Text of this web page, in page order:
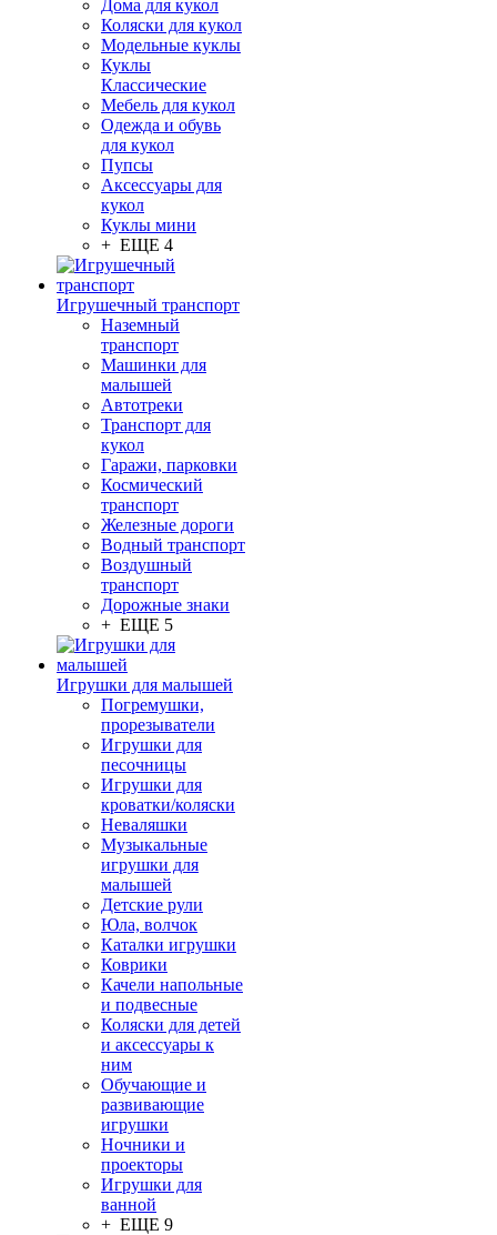
Дома для кукол
Коляски для кукол
Модельные куклы
Куклы
Классические
Мебель для кукол
Одежда и обувь
для кукол
Пупсы
Аксессуары для
кукол
Куклы мини
+ ЕЩЕ 4
Игрушечный транспорт
Наземный
транспорт
Машинки для
малышей
Автотреки
Транспорт для
кукол
Гаражи, парковки
Космический
транспорт
Железные дороги
Водный транспорт
Воздушный
транспорт
Дорожные знаки
+ ЕЩЕ 5
Игрушки для малышей
Погремушки,
прорезыватели
Игрушки для
песочницы
Игрушки для
кроватки/коляски
Неваляшки
Музыкальные
игрушки для
малышей
Детские рули
Юла, волчок
Каталки игрушки
Коврики
Качели напольные
и подвесные
Коляски для детей
и аксессуары к
ним
Обучающие и
развивающие
игрушки
Ночники и
проекторы
Игрушки для
ванной
+ ЕЩЕ 9